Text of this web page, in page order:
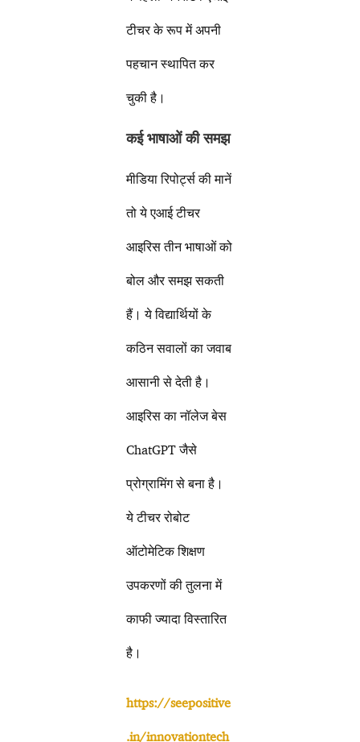
टीचर के रूप में अपनी
पहचान स्थापित कर
चुकी है।
कई भाषाओं की समझ
मीडिया रिपोर्ट्स की मानें
तो ये एआई टीचर
आइरिस तीन भाषाओं को
बोल और समझ सकती
हैं। ये विद्यार्थियों के
कठिन सवालों का जवाब
आसानी से देती है।
आइरिस का नॉलेज बेस
ChatGPT जैसे
प्रोग्रामिंग से बना है।
ये टीचर रोबोट
ऑटोमेटिक शिक्षण
उपकरणों की तुलना में
काफी ज्यादा विस्तारित
है।
https://seepositive
.in/innovationtech